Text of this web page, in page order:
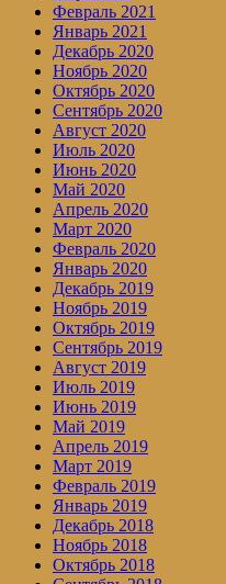
Февраль 2021
Январь 2021
Декабрь 2020
Ноябрь 2020
Октябрь 2020
Сентябрь 2020
Август 2020
Июль 2020
Июнь 2020
Май 2020
Апрель 2020
Март 2020
Февраль 2020
Январь 2020
Декабрь 2019
Ноябрь 2019
Октябрь 2019
Сентябрь 2019
Август 2019
Июль 2019
Июнь 2019
Май 2019
Апрель 2019
Март 2019
Февраль 2019
Январь 2019
Декабрь 2018
Ноябрь 2018
Октябрь 2018